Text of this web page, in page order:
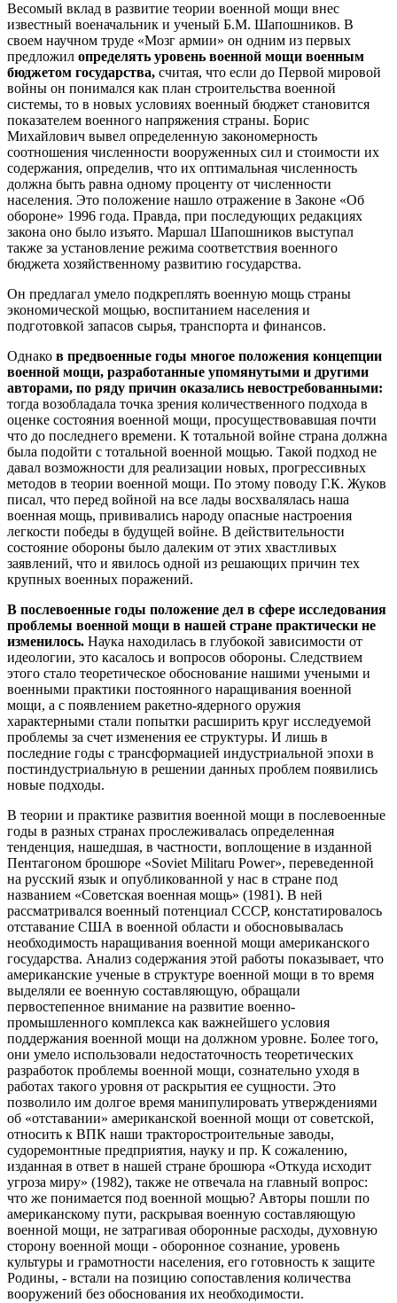
Весомый вклад в развитие теории военной мощи внес
известный военачальник и ученый Б.М. Шапошников. В
своем научном труде «Мозг армии» он одним из первых
предложил определять уровень военной мощи военным
бюджетом государства, считая, что если до Первой мировой
войны он понимался как план строительства военной
системы, то в новых условиях военный бюджет становится
показателем военного напряжения страны. Борис
Михайлович вывел определенную закономерность
соотношения численности вооруженных сил и стоимости их
содержания, определив, что их оптимальная численность
должна быть равна одному проценту от численности
населения. Это положение нашло отражение в Законе «Об
обороне» 1996 года. Правда, при последующих редакциях
закона оно было изъято. Маршал Шапошников выступал
также за установление режима соответствия военного
бюджета хозяйственному развитию государства.
Он предлагал умело подкреплять военную мощь страны
экономической мощью, воспитанием населения и
подготовкой запасов сырья, транспорта и финансов.
Однако в предвоенные годы многое положения концепции
военной мощи, разработанные упомянутыми и другими
авторами, по ряду причин оказались невостребованными:
тогда возобладала точка зрения количественного подхода в
оценке состояния военной мощи, просуществовавшая почти
что до последнего времени. К тотальной войне страна должна
была подойти с тотальной военной мощью. Такой подход не
давал возможности для реализации новых, прогрессивных
методов в теории военной мощи. По этому поводу Г.К. Жуков
писал, что перед войной на все лады восхвалялась наша
военная мощь, прививались народу опасные настроения
легкости победы в будущей войне. В действительности
состояние обороны было далеким от этих хвастливых
заявлений, что и явилось одной из решающих причин тех
крупных военных поражений.
В послевоенные годы положение дел в сфере исследования
проблемы военной мощи в нашей стране практически не
изменилось. Наука находилась в глубокой зависимости от
идеологии, это касалось и вопросов обороны. Следствием
этого стало теоретическое обоснование нашими учеными и
военными практики постоянного наращивания военной
мощи, а с появлением ракетно-ядерного оружия
характерными стали попытки расширить круг исследуемой
проблемы за счет изменения ее структуры. И лишь в
последние годы с трансформацией индустриальной эпохи в
постиндустриальную в решении данных проблем появились
новые подходы.
В теории и практике развития военной мощи в послевоенные
годы в разных странах прослеживалась определенная
тенденция, нашедшая, в частности, воплощение в изданной
Пентагоном брошюре «Soviet Militaru Power», переведенной
на русский язык и опубликованной у нас в стране под
названием «Советская военная мощь» (1981). В ней
рассматривался военный потенциал СССР, констатировалось
отставание США в военной области и обосновывалась
необходимость наращивания военной мощи американского
государства. Анализ содержания этой работы показывает, что
американские ученые в структуре военной мощи в то время
выделяли ее военную составляющую, обращали
первостепенное внимание на развитие военно-
промышленного комплекса как важнейшего условия
поддержания военной мощи на должном уровне. Более того,
они умело использовали недостаточность теоретических
разработок проблемы военной мощи, сознательно уходя в
работах такого уровня от раскрытия ее сущности. Это
позволило им долгое время манипулировать утверждениями
об «отставании» американской военной мощи от советской,
относить к ВПК наши тракторостроительные заводы,
судоремонтные предприятия, науку и пр. К сожалению,
изданная в ответ в нашей стране брошюра «Откуда исходит
угроза миру» (1982), также не отвечала на главный вопрос:
что же понимается под военной мощью? Авторы пошли по
американскому пути, раскрывая военную составляющую
военной мощи, не затрагивая оборонные расходы, духовную
сторону военной мощи - оборонное сознание, уровень
культуры и грамотности населения, его готовность к защите
Родины, - встали на позицию сопоставления количества
вооружений без обоснования их необходимости.